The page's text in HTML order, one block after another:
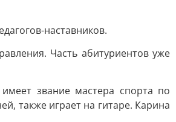
наставников.
Часть абитуриентов уже
звание мастера спорта по
также играет на гитаре. Карина